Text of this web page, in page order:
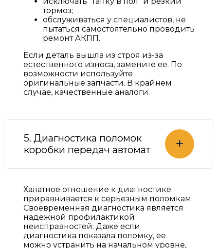
тормоз;
обслуживаться у специалистов, не
пытаться самостоятельно проводить
ремонт АКПП.
Если деталь вышла из строя из-за
естественного износа, замените ее. По
возможности используйте
оригинальные запчасти. В крайнем
случае, качественные аналоги.
5. Диагностика поломок
коробки передач автомат
+
Халатное отношение к диагностике
приравнивается к серьезным поломкам.
Своевременная диагностика является
надежной профилактикой
неисправностей. Даже если
диагностика показала поломку, ее
можно устранить на начальном уровне,